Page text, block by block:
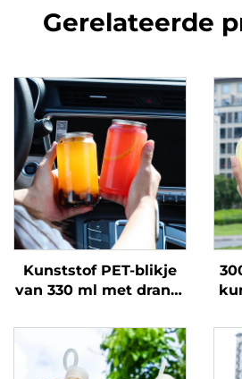
Gerelateerde
Kunststof PET-blikje
van 330 ml met drank-
blikje met logo op
maat